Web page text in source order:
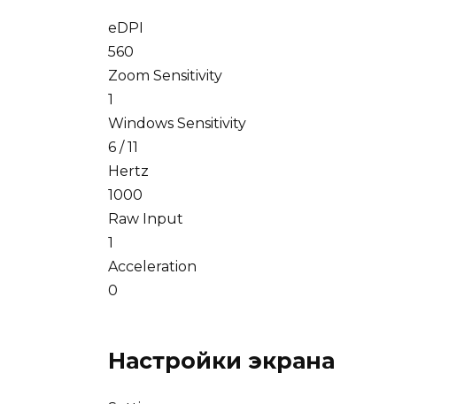
eDPI
560
Zoom Sensitivity
1
Windows Sensitivity
6 / 11
Hertz
1000
Raw Input
1
Acceleration
0
Настройки экрана